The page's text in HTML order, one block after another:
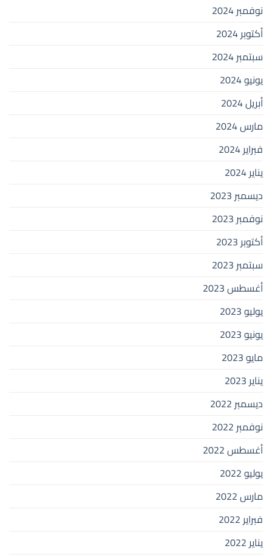
نوفمبر 2024
أكتوبر 2024
سبتمبر 2024
يونيو 2024
أبريل 2024
مارس 2024
فبراير 2024
يناير 2024
ديسمبر 2023
نوفمبر 2023
أكتوبر 2023
سبتمبر 2023
أغسطس 2023
يوليو 2023
يونيو 2023
مايو 2023
يناير 2023
ديسمبر 2022
نوفمبر 2022
أغسطس 2022
يوليو 2022
مارس 2022
فبراير 2022
يناير 2022